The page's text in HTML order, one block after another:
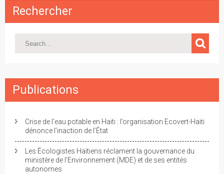
Rechercher
Publications
Crise de l’eau potable en Haïti : l’organisation Ecovert-Haiti
dénonce l’inaction de l’État
Les Écologistes Haïtiens réclament la gouvernance du
ministère de l’Environnement (MDE) et de ses entités
autonomes